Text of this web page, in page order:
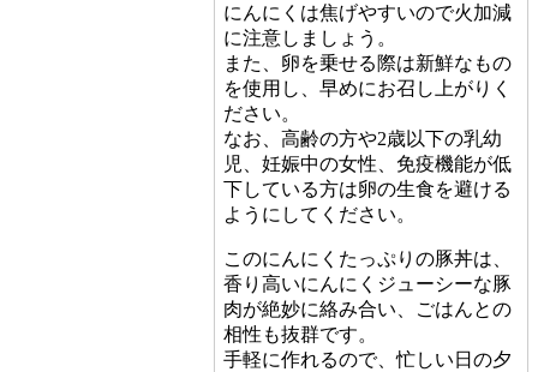
にんにくは焦げやすいので火加減
に注意しましょう。
また、卵を乗せる際は新鮮なもの
を使用し、早めにお召し上がりく
ださい。
なお、高齢の方や2歳以下の乳幼
児、妊娠中の女性、免疫機能が低
下している方は卵の生食を避ける
ようにしてください。
このにんにくたっぷりの豚丼は、
香り高いにんにくジューシーな豚
肉が絶妙に絡み合い、ごはんとの
相性も抜群です。
手軽に作れるので、忙しい日の夕